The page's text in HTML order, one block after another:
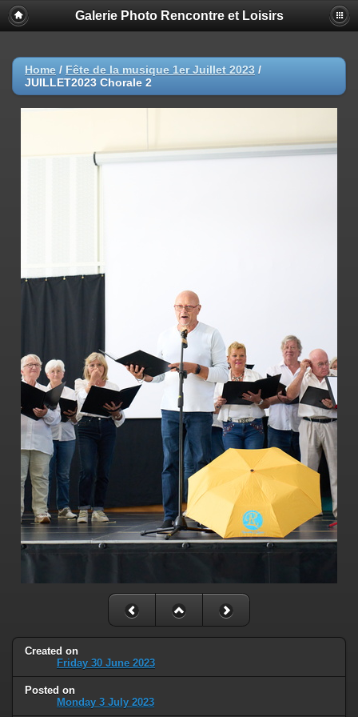
Galerie Photo Rencontre et Loisirs
Home / Fête de la musique 1er Juillet 2023 /
JUILLET2023 Chorale 2
Created on
Friday 30 June 2023
Posted on
Monday 3 July 2023